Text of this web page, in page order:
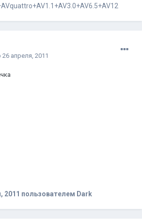
26 апреля, 2011
2011 пользователем Dark